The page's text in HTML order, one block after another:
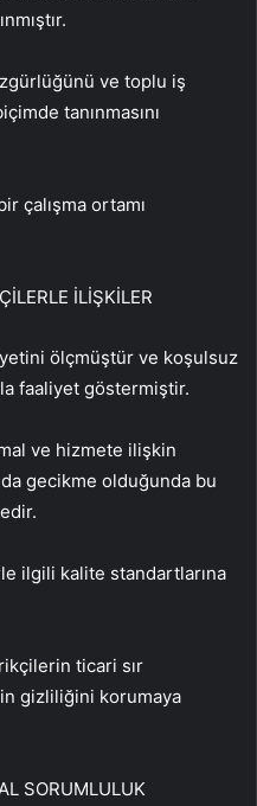
ve toplu iş
tanınmasını
çalışma ortamı
İLİŞKİLER
ölçmüştür ve koşulsuz
faaliyet göstermiştir.
ve hizmete ilişkin
gecikme olduğunda bu
ilgili kalite standartlarına
ticari sır
gizliliğini korumaya
SORUMLULUK